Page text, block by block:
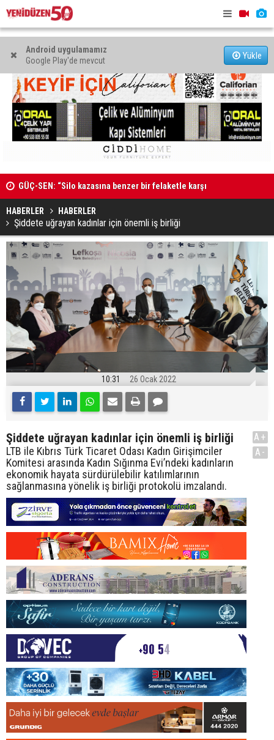
Android uygulamamız
Google Play'de mevcut
Yükle
GÜÇ-SEN: “Silo kazasına benzer bir felaketle karşı
karşıya kalınmaması adına harekete geçtik
HABERLER HABERLER
Şiddete uğrayan kadınlar için önemli iş birliği
10:31 26 Ocak 2022
Şiddete uğrayan kadınlar için önemli iş birliği
LTB ile Kıbrıs Türk Ticaret Odası Kadın Girişimciler
Komitesi arasında Kadın Sığınma Evi’ndeki kadınların
ekonomik hayata sürdürülebilir katılımlarının
sağlanmasına yönelik iş birliği protokolü imzalandı.
A+
A-